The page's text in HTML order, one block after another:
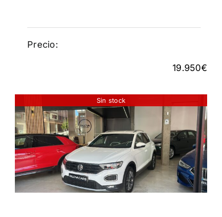
Precio:
19.950€
Sin stock
VOLKSWAGEN T-ROC
1.5TSI SPORT
19.950€